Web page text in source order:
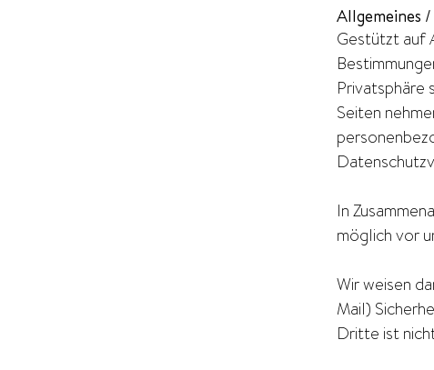
Allgemeines
Gestützt auf
Privatsphäre
Seiten
In
möglich vor
Wir weisen
Mail)
Dritte ist